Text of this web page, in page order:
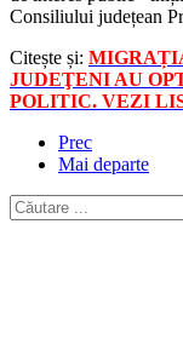
Consiliului județean
Citește și:
JUDEŢENI AU
POLITIC. VEZI
Prec
Mai departe